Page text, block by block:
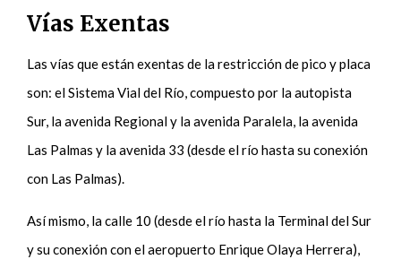
Vías Exentas
Las vías que están exentas de la restricción de pico y placa
son: el Sistema Vial del Río, compuesto por la autopista
Sur, la avenida Regional y la avenida Paralela, la avenida
Las Palmas y la avenida 33 (desde el río hasta su conexión
con Las Palmas).
Así mismo, la calle 10 (desde el río hasta la Terminal del Sur
y su conexión con el aeropuerto Enrique Olaya Herrera),